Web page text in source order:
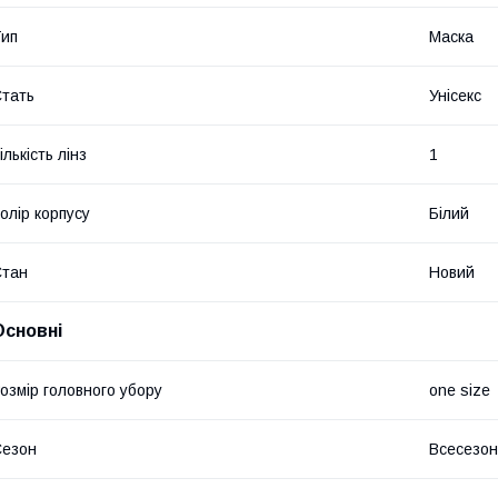
Маска
Унісекс
лінз 1
корпусу Білий
Новий
головного убору one size